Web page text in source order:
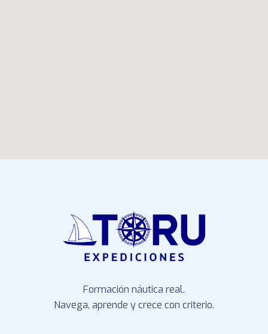
Formación náutica real.
Navega, aprende y crece con criterio.